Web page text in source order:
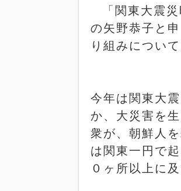
「関東大震
の矢野恭子と
り組みについ
今年は関東大
か、大災害を
衆が、朝鮮人
は関東一円で
０ヶ所以上に及